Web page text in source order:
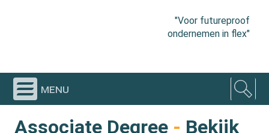
"Voor futureproof
ondernemen in flex"
menu
Associate Degree - Bekijk